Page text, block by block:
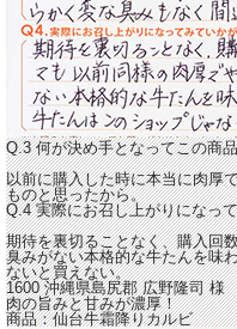
Q.3 何が決め手となってこの商
以前に購入した時に本当に肉厚
ものと思ったから。
Q.4 実際にお召し上がりになっ
期待を裏切ることなく、購入回
臭みがない本格的な牛たんを味
ないと買えない。
1600 沖縄県島尻郡広野隆司様
肉の旨みと甘みが濃厚！
商品：仙台牛霜降りカルビ